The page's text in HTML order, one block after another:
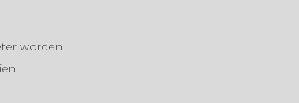
worden